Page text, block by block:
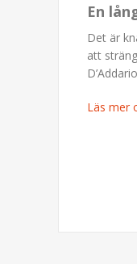
En
Det är
att
Läs mer